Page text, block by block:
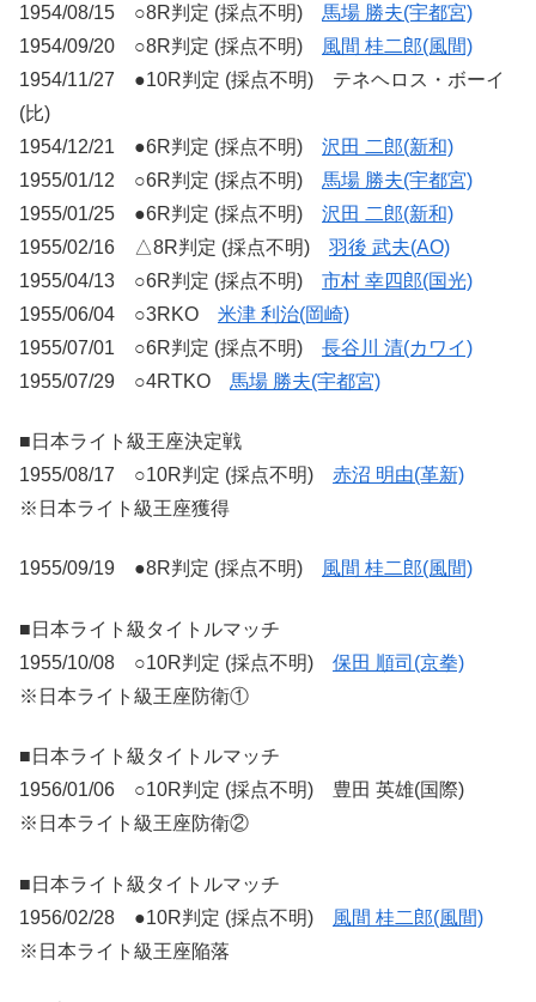
1954/08/15 ○8R判定 (採点不明) 馬場 勝夫(宇都宮)
1954/09/20 ○8R判定 (採点不明)
風間 桂二郎(風間)
1954/11/27 ●10R判定 (採点不明) テネヘロス・ボーイ
(比)
1954/12/21 ●6R判定 (採点不明) 沢田 二郎(新和)
1955/01/12 ○6R判定 (採点不明) 馬場 勝夫(宇都宮)
1955/01/25 ●6R判定 (採点不明) 沢田 二郎(新和)
1955/02/16 △8R判定 (採点不明) 羽後 武夫(AO)
1955/04/13 ○6R判定 (採点不明) 市村 幸四郎(国光)
1955/06/04 ○3RKO 米津 利治(岡崎)
1955/07/01 ○6R判定 (採点不明) 長谷川 清(カワイ)
1955/07/29 ○4RTKO 馬場 勝夫(宇都宮)
■日本ライト級王座決定戦
1955/08/17 ○10R判定 (採点不明) 赤沼 明由(革新)
※日本ライト級王座獲得
1955/09/19 ●8R判定 (採点不明) 風間 桂二郎(風間)
■日本ライト級タイトルマッチ
1955/10/08 ○10R判定 (採点不明) 保田 順司(京拳)
※日本ライト級王座防衛①
■日本ライト級タイトルマッチ
1956/01/06 ○10R判定 (採点不明) 豊田 英雄(国際)
※日本ライト級王座防衛②
■日本ライト級タイトルマッチ
1956/02/28 ●10R判定 (採点不明)
風間 桂二郎(風間)
※日本ライト級王座陥落